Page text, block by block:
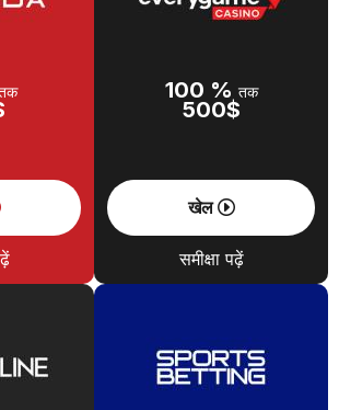
100 % तक
500$
खेल
समीक्षा पढ़ें